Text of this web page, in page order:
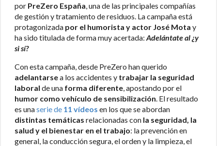
por PreZero España , una de las principales compañías
de gestión y tratamiento de residuos. La campaña está
protagonizada por el humorista y actor José Mota y
ha sido titulada de forma muy acertada: Adelántate al ¿y
si sí?
Con esta campaña, desde PreZero han querido
adelantarsea los accidentes y trabajar la seguridad
laboral de una forma diferente , apostando por el
humor como vehículo de sensibilización . El resultado
es unaserie de 11 vídeos en los que se abordan
distintas temáticas relacionadas con la seguridad, la
salud y el bienestar en el trabajo: la prevención en
general, la conducción segura, el orden y la limpieza, el